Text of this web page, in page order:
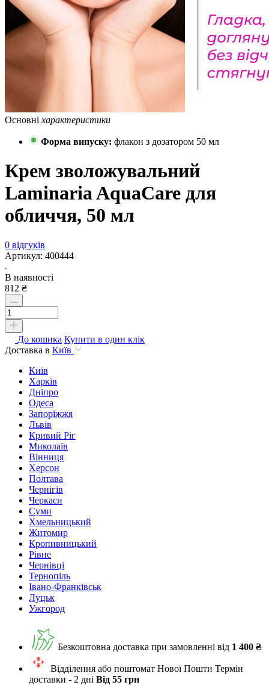
Основні характеристики
Форма випуску: флакон з дозатором 50 мл
Крем зволожувальний
Laminaria AquaCare для
обличчя, 50 мл
0 відгуків
Артикул: 400444
В наявності
812 ₴
До кошика Купити в один клік
Доставка в Київ
Київ
Харків
Дніпро
Одеса
Запоріжжя
Львів
Кривий Ріг
Миколаїв
Вінниця
Херсон
Полтава
Чернігів
Черкаси
Суми
Хмельницький
Житомир
Кропивницький
Рівне
Чернівці
Тернопіль
Івано-Франківськ
Луцьк
Ужгород
Безкоштовна доставка при замовленні від 1 400 ₴
Відділення або поштомат Нової Пошти Термін
доставки - 2 дні Від 55 грн